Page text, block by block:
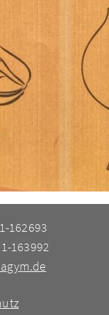
162693
163992